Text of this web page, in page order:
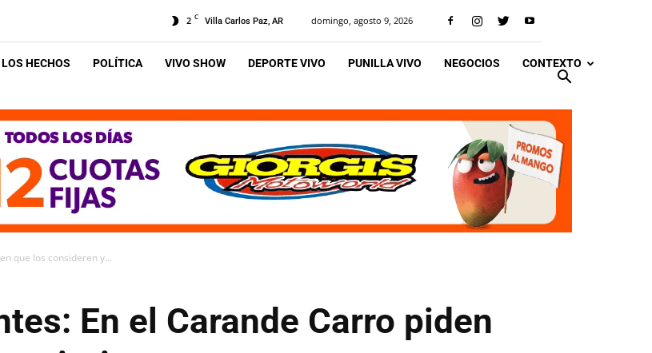
2 C Villa Carlos Paz, AR domingo, agosto 9, 2026
LOS HECHOS POLÍTICA VIVO SHOW DEPORTE VIVO PUNILLA VIVO NEGOCIOS CONTEXTO
que los consideren y...
En el Carande Carro piden